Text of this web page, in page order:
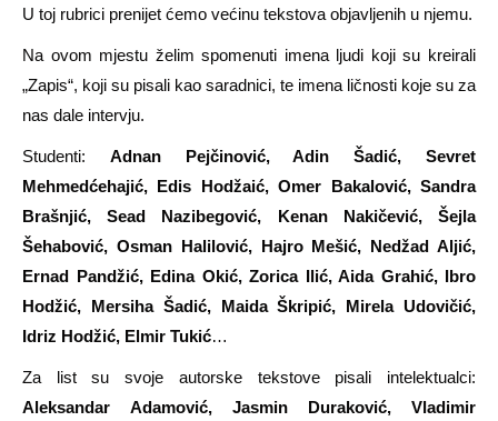
U toj rubrici prenijet ćemo većinu tekstova objavljenih u njemu.
Na ovom mjestu želim spomenuti imena ljudi koji su kreirali
„Zapis“, koji su pisali kao saradnici, te imena ličnosti koje su za
nas dale intervju.
Studenti: Adnan Pejčinović, Adin Šadić, Sevret
Mehmedćehajić, Edis Hodžaić, Omer Bakalović, Sandra
Brašnjić, Sead Nazibegović, Kenan Nakičević, Šejla
Šehabović, Osman Halilović, Hajro Mešić, Nedžad Aljić,
Ernad Pandžić, Edina Okić, Zorica Ilić, Aida Grahić, Ibro
Hodžić, Mersiha Šadić, Maida Škripić, Mirela Udovičić,
Idriz Hodžić, Elmir Tukić…
Za list su svoje autorske tekstove pisali intelektualci:
Aleksandar
Adamović, Jasmin Duraković, Vladimir